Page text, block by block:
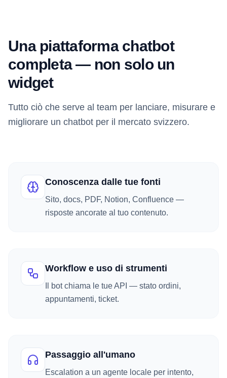
Una piattaforma chatbot
completa — non solo un
widget
Tutto ciò che serve al team per lanciare, misurare e
migliorare un chatbot per il mercato svizzero.
Conoscenza dalle tue fonti
Sito, docs, PDF, Notion, Confluence —
risposte ancorate al tuo contenuto.
Workflow e uso di strumenti
Il bot chiama le tue API — stato ordini,
appuntamenti, ticket.
Passaggio all'umano
Escalation a un agente locale per intento,